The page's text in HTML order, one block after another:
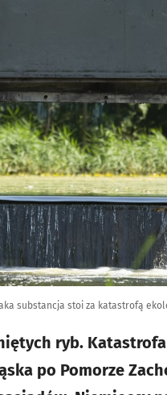
substancja stoi za katastrofą
ryb.
po Pomorze